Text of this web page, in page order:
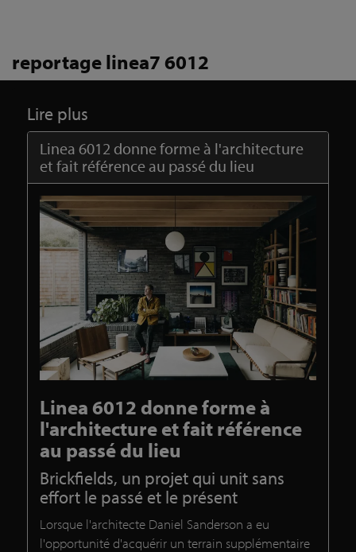
reportage linea7 6012
Lire plus
Linea 6012 donne forme à l'architecture
et fait référence au passé du lieu
Linea 6012 donne forme à
l'architecture et fait référence
au passé du lieu
Brickfields, un projet qui unit sans
effort le passé et le présent
Lorsque l'architecte Daniel Sanderson a eu
l'opportunité d'acquérir un terrain supplémentaire